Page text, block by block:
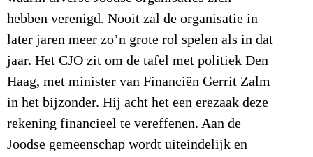
hebben verenigd. Nooit zal de organisatie in
later jaren meer zo’n grote rol spelen als in dat
jaar. Het CJO zit om de tafel met politiek Den
Haag, met minister van Financiën Gerrit Zalm
in het bijzonder. Hij acht het een erezaak deze
rekening financieel te vereffenen. Aan de
Joodse gemeenschap wordt uiteindelijk en